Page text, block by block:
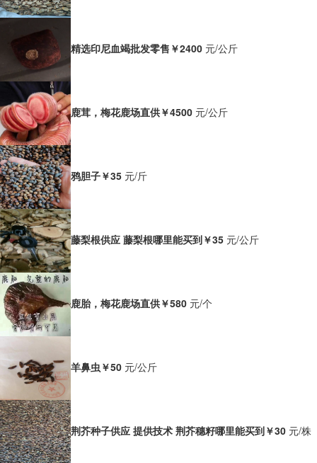
精选印尼血竭批发零售 ￥2400 元/公斤
鹿茸，梅花鹿场直供￥4500 元/公斤
鸦胆子￥35 元/斤
藤梨根供应 藤梨根哪里能买到￥35 元/公斤
鹿胎，梅花鹿场直供￥580 元/个
羊鼻虫 ￥50 元/公斤
荆芥种子供应 提供技术 荆芥穗籽哪里能买到￥30 元/株